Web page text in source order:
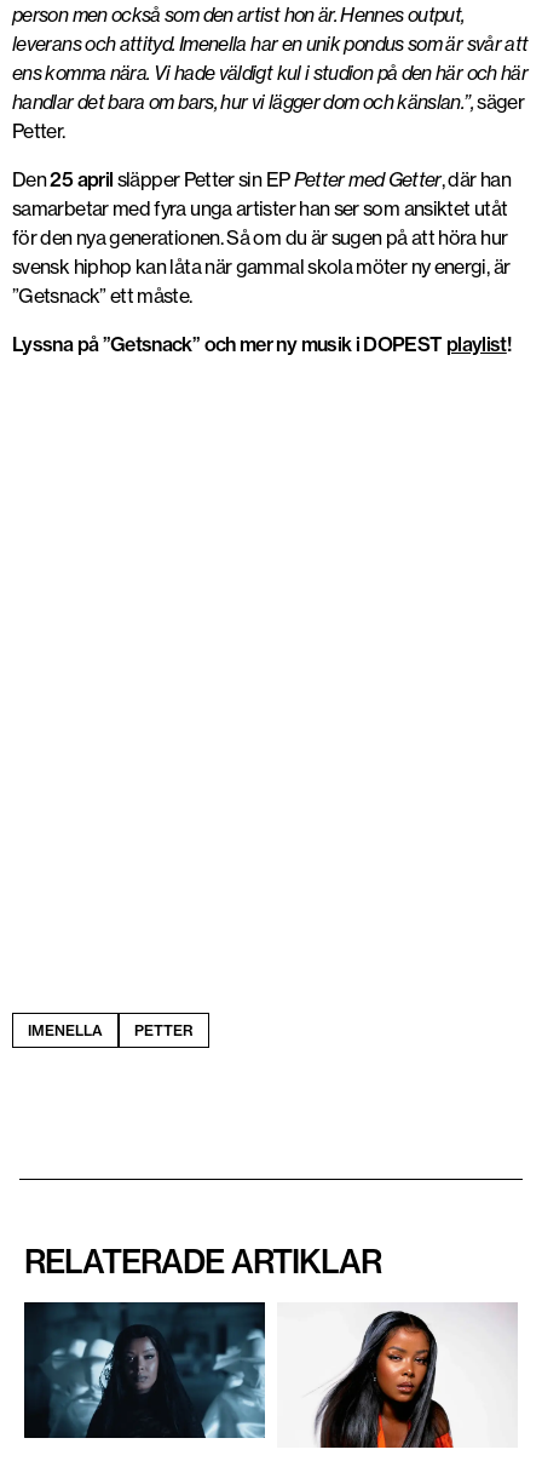
person men också som den artist hon är. Hennes output,
leverans och attityd. Imenella har en unik pondus som är svår att
ens komma nära. Vi hade väldigt kul i studion på den här och här
handlar det bara om bars, hur vi lägger dom och känslan.”,säger
Petter.
Den25 april släpper Petter sin EPPetter med Getter, där han
samarbetar med fyra unga artister han ser som ansiktet utåt
för den nya generationen. Så om du är sugen på att höra hur
svensk hiphop kan låta när gammal skola möter ny energi, är
”Getsnack” ett måste.
Lyssna på ”Getsnack” och mer ny musik i DOPEST playlist!
IMENELLA PETTER
RELATERADE ARTIKLAR